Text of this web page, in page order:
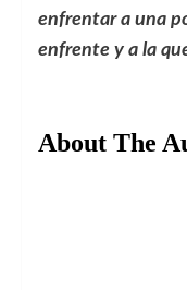
enfrentar a una
enfrente y a la
About The